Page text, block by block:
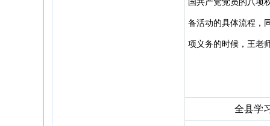
国共产党党员的八项
备活动的具体流程，
项义务的时候，王老
全县学